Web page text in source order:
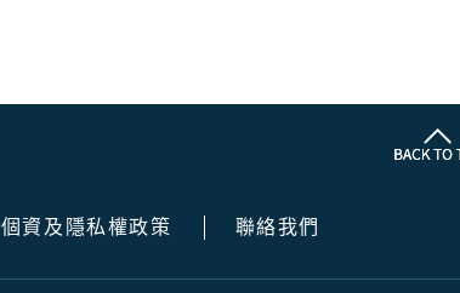
個資及隱私權政策 聯絡我們